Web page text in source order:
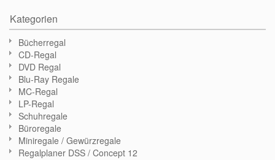
Kategorien
Bücherregal
CD-Regal
DVD Regal
Blu-Ray Regale
MC-Regal
LP-Regal
Schuhregale
Büroregale
Miniregale / Gewürzregale
Regalplaner DSS / Concept 12